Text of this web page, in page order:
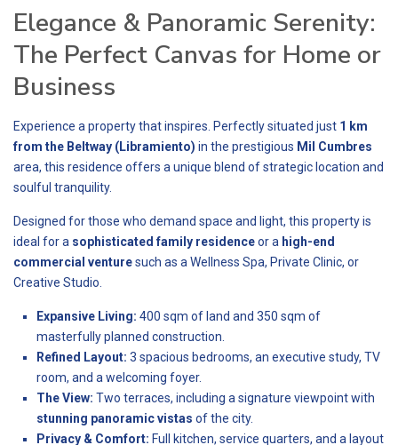
Elegance & Panoramic Serenity:
The Perfect Canvas for Home or
Business
Experience a property that inspires. Perfectly situated just 1 km
from the Beltway (Libramiento) in the prestigious Mil Cumbres
area, this residence offers a unique blend of strategic location and
soulful tranquility.
Designed for those who demand space and light, this property is
ideal for a sophisticated family residenceor a high-end
commercial venturesuch as a Wellness Spa, Private Clinic, or
Creative Studio.
Expansive Living: 400 sqm of land and 350 sqm of
masterfully planned construction.
Refined Layout: 3 spacious bedrooms, an executive study, TV
room, and a welcoming foyer.
The View: Two terraces, including a signature viewpoint with
stunning panoramic vistas of the city.
Privacy & Comfort: Full kitchen, service quarters, and a layout